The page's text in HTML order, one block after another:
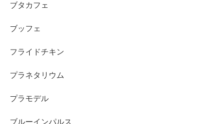
ブタカフェ
ブッフェ
フライドチキン
プラネタリウム
プラモデル
ブルーインパルス